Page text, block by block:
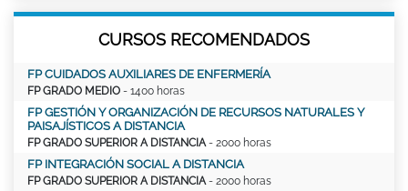
CURSOS RECOMENDADOS
FP CUIDADOS AUXILIARES DE ENFERMERÍA
FP GRADO MEDIO - 1400 horas
FP GESTIÓN Y ORGANIZACIÓN DE RECURSOS NATURALES Y
PAISAJÍSTICOS A DISTANCIA
FP GRADO SUPERIOR A DISTANCIA- 2000 horas
FP INTEGRACIÓN SOCIAL A DISTANCIA
FP GRADO SUPERIOR A DISTANCIA- 2000 horas